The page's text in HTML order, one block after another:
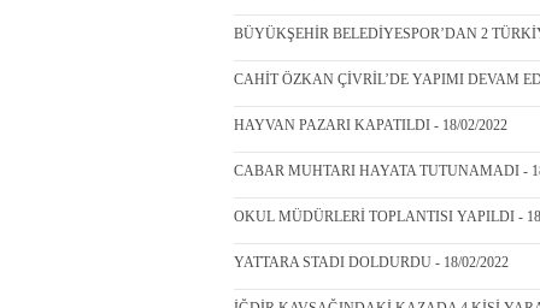
BÜYÜKŞEHİR BELEDİYESPOR’DAN 2
CAHİT ÖZKAN ÇİVRİL’DE YAPIMI DEVAM
HAYVAN PAZARI KAPATILDI - 18/02/2022
CABAR MUHTARI HAYATA TUTUNAMADI -
OKUL MÜDÜRLERİ TOPLANTISI YAPILDI -
YATTARA STADI DOLDURDU - 18/02/2022